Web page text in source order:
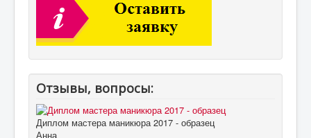
Отзывы, вопросы:
Диплом мастера маникюра 2017 - образец
Анна